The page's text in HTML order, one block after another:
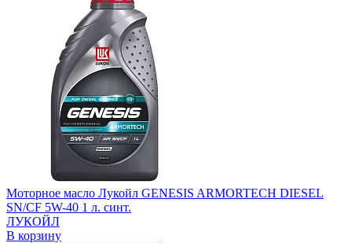
Моторное масло Лукойл GENESIS ARMORTECH DIESEL
SN/CF 5W-40 1 л. синт.
ЛУКОЙЛ
В корзину